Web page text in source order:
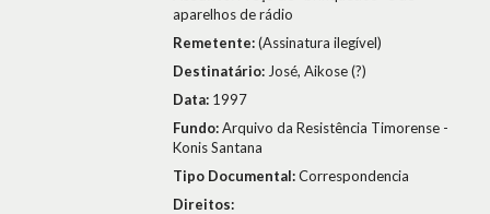
aparelhos de rádio
Remetente:(Assinatura ilegível)
Destinatário: José, Aikose (?)
Data: 1997
Fundo:Arquivo da Resistência Timorense -
Konis Santana
Tipo Documental:Correspondencia
Direitos: